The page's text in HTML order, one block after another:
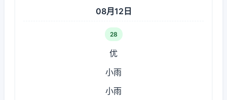
08月12日
28
优
小雨
小雨